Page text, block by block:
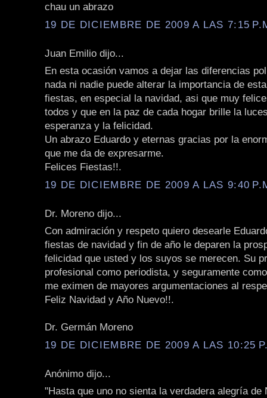
chau un abrazo
19 DE DICIEMBRE DE 2009 A LAS 7:15
Juan Emilio dijo...
En esta ocasión vamos a dejar las diferencias
nada ni nadie puede alterar la importancia de
fiestas, en especial la navidad, asi que muy
todos y que en la paz de cada hogar brille la
esperanza y la felicidad.
Un abrazo Eduardo y eternas gracias por la
que me da de expresarme.
Felices Fiestas!!.
19 DE DICIEMBRE DE 2009 A LAS 9:40
Dr. Moreno dijo...
Con admiración y respeto quiero desearle
fiestas de navidad y fin de año le deparen la
felicidad que usted y los suyos se merecen. Su
profesional como periodista, y seguramente
me eximen de mayores argumentaciones al
Feliz Navidad y Año Nuevo!!.
Dr. Germán Moreno
19 DE DICIEMBRE DE 2009 A LAS 10:25
Anónimo dijo...
"Hasta que uno no sienta la verdadera alegría de